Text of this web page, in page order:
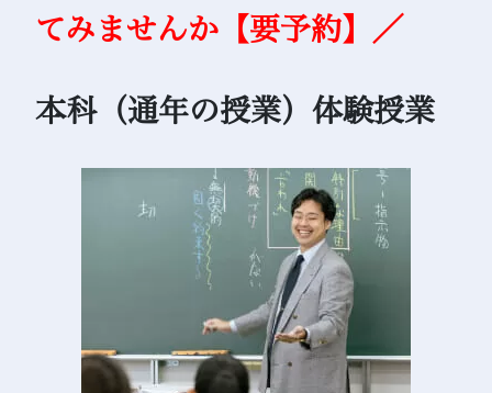
てみませんか【要予約】／
本科（通年の授業）体験授業